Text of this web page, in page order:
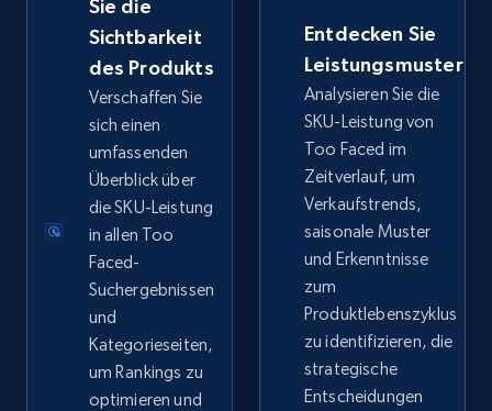
eBay - Collect records by category
URL, Product id, Title, Seller name, Seller rating,
Seller reviews, Breadcrumbs, Root category, and
more.
2.5K+ 359+ Jetzt anfangen
Google Shopping
URL, Product id, Title, Product description,
Rating, Reviews count, Images, Variations, and
more.
Sie die
Sichtbarkeit
des Produkts
Verschaffen Sie
sich einen
umfassenden
Überblick über
die SKU-Leistung
in allen Too
Faced-
Suchergebnissen
und
Kategorieseiten,
um Rankings zu
optimieren und
Entdecken Sie
Leistungsmuster
Analysieren Sie die
SKU-Leistung von
Too Faced im
Zeitverlauf, um
Verkaufstrends,
saisonale Muster
und Erkenntnisse
zum
Produktlebenszyklus
zu identifizieren, die
strategische
Entscheidungen